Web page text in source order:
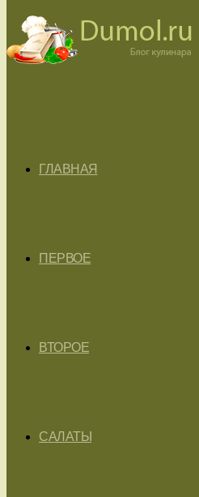
ГЛАВНАЯ
ПЕРВОЕ
ВТОРОЕ
САЛАТЫ